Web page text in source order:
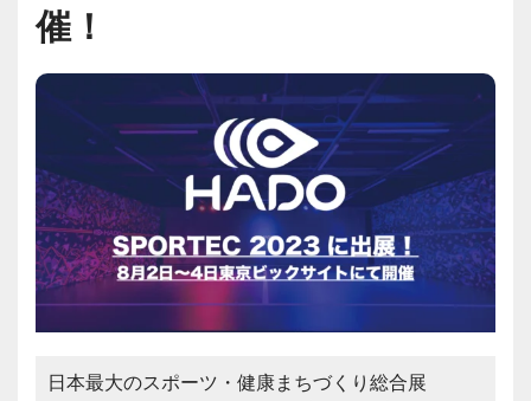
催！
日本最大のスポーツ・健康まちづくり総合展